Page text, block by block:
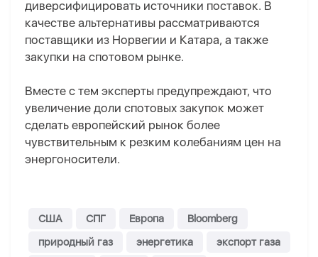
диверсифицировать источники поставок. В
качестве альтернативы рассматриваются
поставщики из Норвегии и Катара, а также
закупки на спотовом рынке.
Вместе с тем эксперты предупреждают, что
увеличение доли спотовых закупок может
сделать европейский рынок более
чувствительным к резким колебаниям цен на
энергоносители.
США СПГ Европа
Bloomberg
природный газ
энергетика
экспорт газа